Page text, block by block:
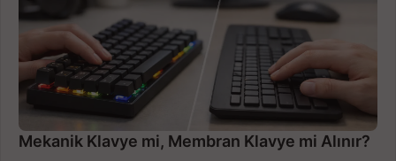
Mekanik Klavye mi, Membran Klavye mi Alınır?